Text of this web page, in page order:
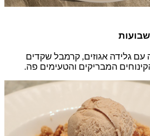
גלידה אגוזים, קרמבל שקדים
המבריקים והטעימים פה.